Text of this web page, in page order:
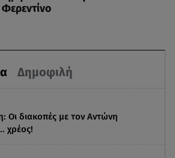
Δημοφιλή
Οι διακοπές με τον Αντώνη
χρέος!